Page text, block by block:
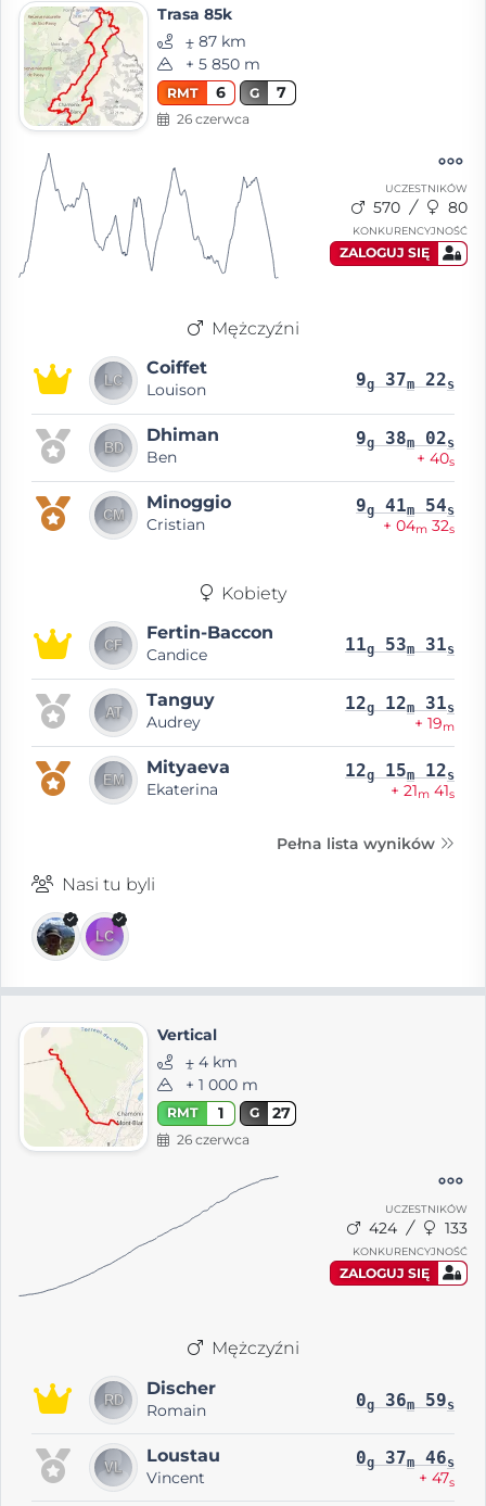
Trasa 85k
⨦ 87 km
+ 5 850 m
RMT 6 G 7
26 czerwca
UCZESTNIKÓW
570 80
KONKURENCYJNOŚĆ
ZALOGUJ SIĘ
Mężczyźni
Coiffet
Louison 9g 37m 22s
Dhiman
Ben
9g 38m 02s
+ 40s
Minoggio
Cristian
9g 41m 54s
+ 04m 32s
Kobiety
Fertin-Baccon
Candice 11g 53m 31s
Tanguy
Audrey
12g 12m 31s
+ 19m
Mityaeva
Ekaterina
12g 15m 12s
+ 21m 41s
Pełna lista wyników
Nasi tu byli
Vertical
⨦ 4 km
+ 1 000 m
RMT 1 G 27
26 czerwca
UCZESTNIKÓW
424 133
KONKURENCYJNOŚĆ
ZALOGUJ SIĘ
Mężczyźni
Discher
Romain 0g 36m 59s
Loustau
Vincent
0g 37m 46s
+ 47s